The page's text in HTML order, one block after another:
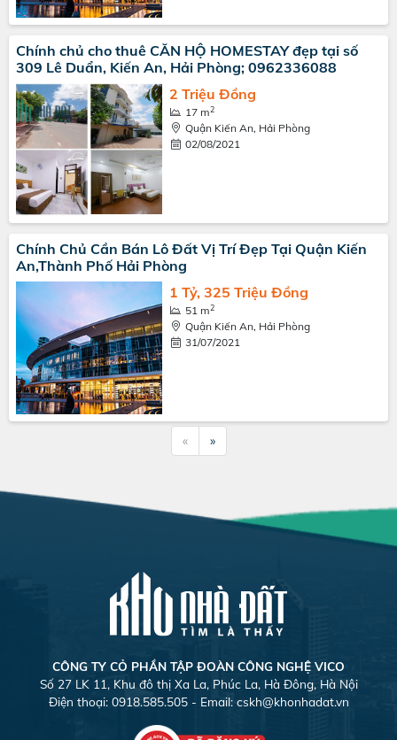
Chính chủ cho thuê CĂN HỘ HOMESTAY đẹp tại số
309 Lê Duẩn, Kiến An, Hải Phòng; 0962336088
2 Triệu Đồng
17 m2
Quận Kiến An, Hải Phòng
02/08/2021
Chính Chủ Cần Bán Lô Đất Vị Trí Đẹp Tại Quận Kiến
An,Thành Phố Hải Phòng
1 Tỷ, 325 Triệu Đồng
51 m2
Quận Kiến An, Hải Phòng
31/07/2021
« »
CÔNG TY CỎ PHẦN TẬP ĐOÀN CÔNG NGHỆ VICO
Số 27 LK 11, Khu đô thị Xa La, Phúc La, Hà Đông, Hà Nội
Điện thoại: 0918.585.505 - Email: cskh@khonhadat.vn